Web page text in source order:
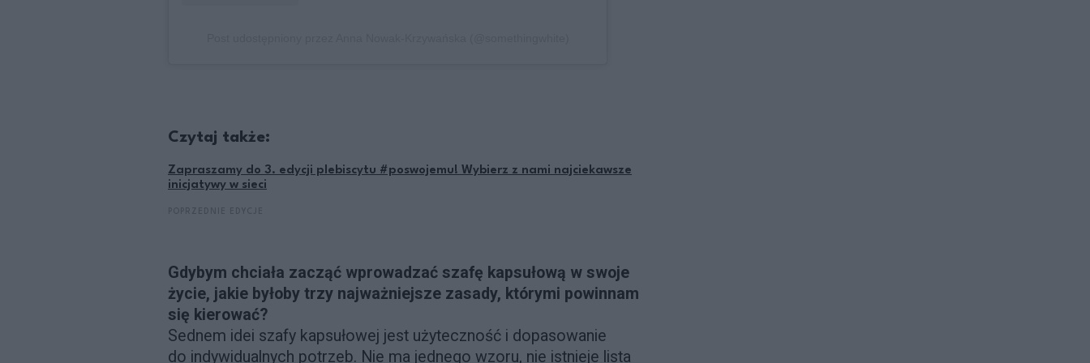
Czytaj także:
Zapraszamy do 3. edycji plebiscytu #poswojemu! Wybierz z nami najciekawsze
inicjatywy w sieci
Gdybym chciała zacząć wprowadzać szafę kapsułową w swoje
życie, jakie byłoby trzy najważniejsze zasady, którymi powinnam
się kierować?
Sednem idei szafy kapsułowej jest użyteczność i dopasowanie
do indywidualnych potrzeb. Nie ma jednego wzoru, nie istnieje lista